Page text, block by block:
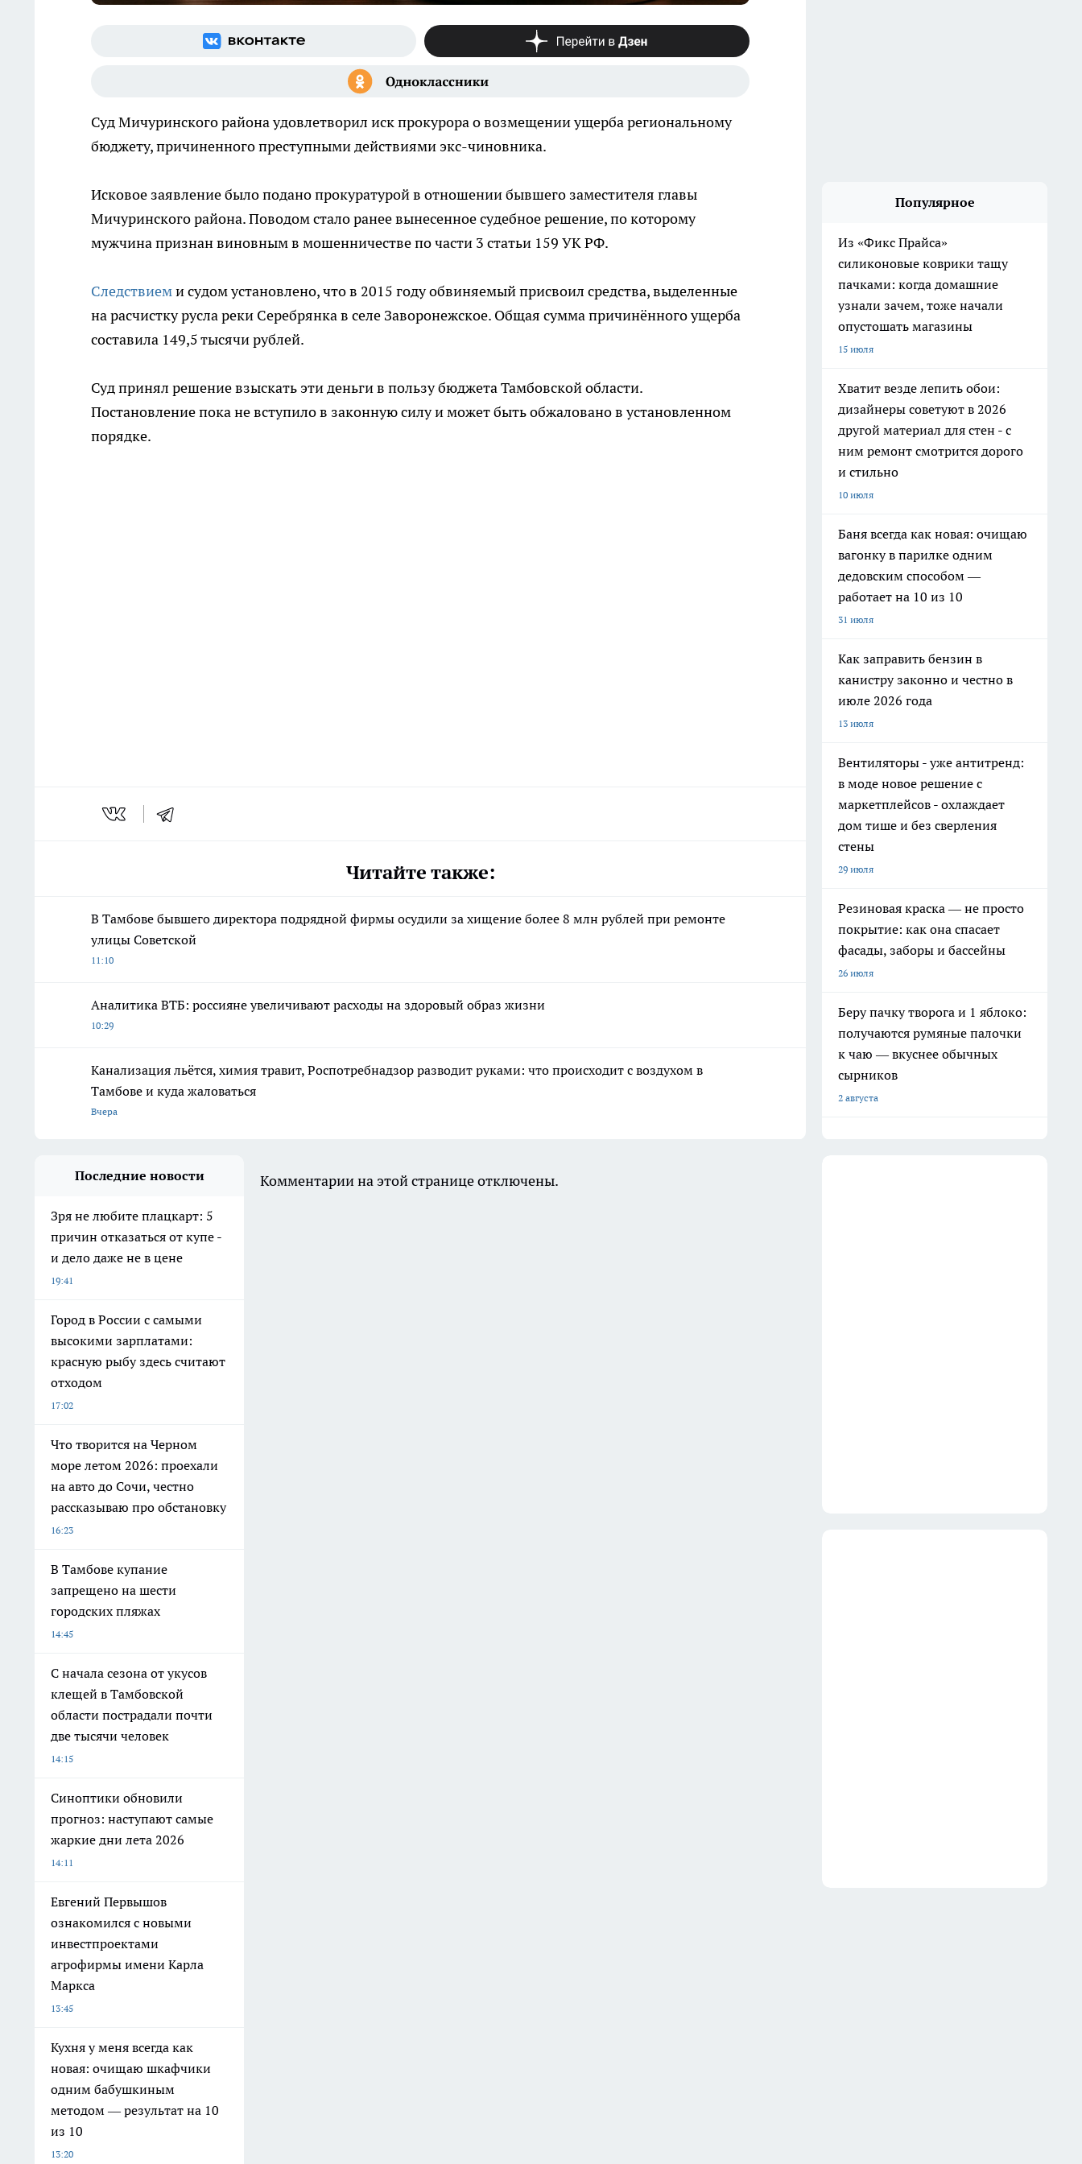
Суд Мичуринского района удовлетворил иск прокурора о возмещении ущерба региональному
бюджету, причиненного преступными действиями экс-чиновника.
Исковое заявление было подано прокуратурой в отношении бывшего заместителя главы
Мичуринского района. Поводом стало ранее вынесенное судебное решение, по которому
мужчина признан виновным в мошенничестве по части 3 статьи 159 УК РФ.
Следствиеми судом установлено, что в 2015 году обвиняемый присвоил средства, выделенные
на расчистку русла реки Серебрянка в селе Заворонежское. Общая сумма причинённого ущерба
составила 149,5 тысячи рублей.
Суд принял решение взыскать эти деньги в пользу бюджета Тамбовской области.
Постановление пока не вступило в законную силу и может быть обжаловано в установленном
порядке.
Читайте также:
В Тамбове бывшего директора подрядной фирмы осудили за хищение более 8 млн рублей при ремонте
улицы Советской
11:10
Аналитика ВТБ: россияне увеличивают расходы на здоровый образ жизни
10:29
Канализация льётся, химия травит, Роспотребнадзор разводит руками: что происходит с воздухом в
Тамбове и куда жаловаться
Вчера
Популярное
Из «Фикс Прайса»
силиконовые коврики тащу
пачками: когда домашние
узнали зачем, тоже начали
опустошать магазины
15 июля
Хватит везде лепить обои:
дизайнеры советуют в 2026
другой материал для стен - с
ним ремонт смотрится дорого
и стильно
10 июля
Баня всегда как новая: очищаю
вагонку в парилке одним
дедовским способом —
работает на 10 из 10
31 июля
Как заправить бензин в
канистру законно и честно в
июле 2026 года
13 июля
Вентиляторы - уже антитренд:
в моде новое решение с
маркетплейсов - охлаждает
дом тише и без сверления
стены
29 июля
Резиновая краска — не просто
покрытие: как она спасает
фасады, заборы и бассейны
26 июля
Беру пачку творога и 1 яблоко:
получаются румяные палочки
к чаю — вкуснее обычных
сырников
2 августа
Последние новости
Зря не любите плацкарт: 5
причин отказаться от купе -
и дело даже не в цене
19:41
Город в России с самыми
высокими зарплатами:
красную рыбу здесь считают
отходом
17:02
Что творится на Черном
море летом 2026: проехали
на авто до Сочи, честно
рассказываю про обстановку
16:23
В Тамбове купание
запрещено на шести
городских пляжах
14:45
С начала сезона от укусов
клещей в Тамбовской
области пострадали почти
две тысячи человек
14:15
Синоптики обновили
прогноз: наступают самые
жаркие дни лета 2026
14:11
Евгений Первышов
ознакомился с новыми
инвестпроектами
агрофирмы имени Карла
Маркса
13:45
Кухня у меня всегда как
новая: очищаю шкафчики
одним бабушкиным
методом — результат на 10
из 10
13:20
Комментарии на этой странице отключены.